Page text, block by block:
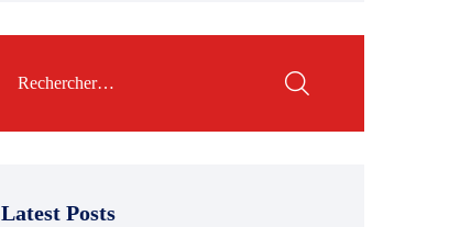
Latest Posts